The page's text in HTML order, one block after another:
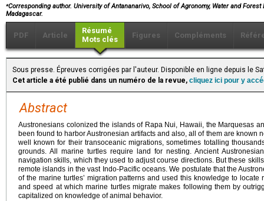
⁎Corresponding author. University of Antananarivo, School of Agronomy, Water and Forest
Madagascar.
PDF Article
Résumé
Mots clés
Figures Compléments
Sous presse. Épreuves corrigées par l'auteur. Disponible en ligne depuis le
Cet article a été publié dans un numéro de la revue, cliquez ici pour y
Abstract
Austronesians colonized the islands of Rapa Nui, Hawaii, the Marquesas
been found to harbor Austronesian artifacts and also, all of them are known
well known for their transoceanic migrations, sometimes totalling
grounds. All marine turtles require land for nesting. Ancient
navigation skills, which they used to adjust course directions. But these
remote islands in the vast Indo-Pacific oceans. We postulate that the
of the marine turtles’ migration patterns and used this knowledge to
and speed at which marine turtles migrate makes following them by
capitalized on knowledge of animal behavior.